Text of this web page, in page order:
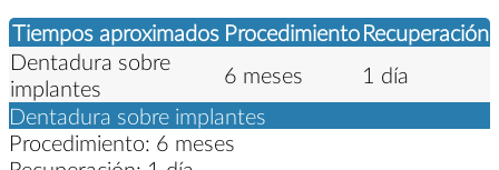
Tiempos aproximados ProcedimientoRecuperación
Dentadura sobre
implantes
6 meses
1 día
Dentadura sobre implantes
Procedimiento: 6 meses